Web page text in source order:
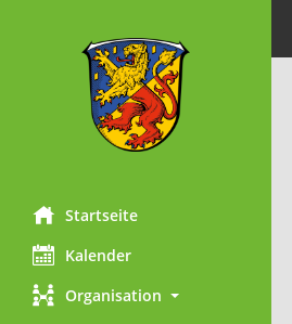
Startseite
Kalender
Organisation